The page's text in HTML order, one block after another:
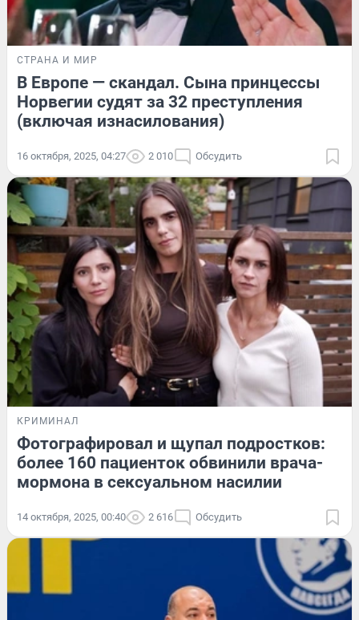
СТРАНА И МИР
В Европе — скандал. Сына принцессы
Норвегии судят за 32 преступления
(включая изнасилования)
16 октября, 2025, 04:27 2 010 Обсудить
КРИМИНАЛ
Фотографировал и щупал подростков:
более 160 пациенток обвинили врача-
мормона в сексуальном насилии
14 октября, 2025, 00:40 2 616 Обсудить